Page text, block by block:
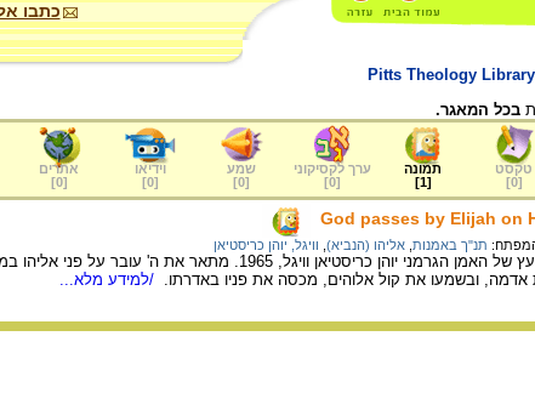
כתבו
Pitts Theology
בכל המאגר.
טקסט
[
0
]
תמונה
[
1
]
ערך לקסיקוני
[
0
]
שמע
[
0
]
וידיאו
[
0
]
אתרים
[
0
]
God passes by Elijah on
תנ"ך באמנות אליהו (הנביא) וויגל, יוהן כריסטיאן
חיתוך עץ של האמן הגרמני יוהן כריסטיאן וויגל, 1965.
אדמה, ובשמעו את קול אלוהים, מכסה את פניו באדרתו. /למידע מלא...